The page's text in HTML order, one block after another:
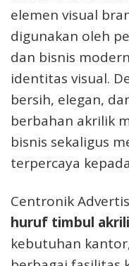
elemen visual
digunakan oleh
dan bisnis
identitas visual.
bersih, elegan,
berbahan akrilik
bisnis sekaligus
terpercaya
Centronik
huruf timbul
kebutuhan